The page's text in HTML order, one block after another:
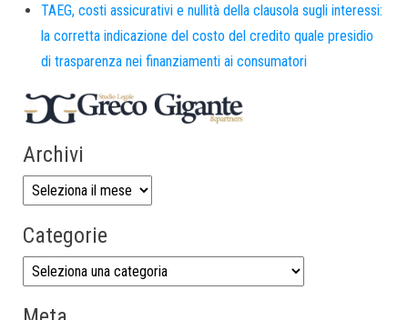
TAEG, costi assicurativi e nullità della clausola sugli interessi:
la corretta indicazione del costo del credito quale presidio
di trasparenza nei finanziamenti ai consumatori
Archivi
Categorie